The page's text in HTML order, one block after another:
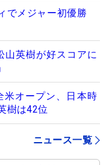
でメジャー初優勝
英樹が好スコアに
米オープン、日本時
樹は42位
ニュース一覧